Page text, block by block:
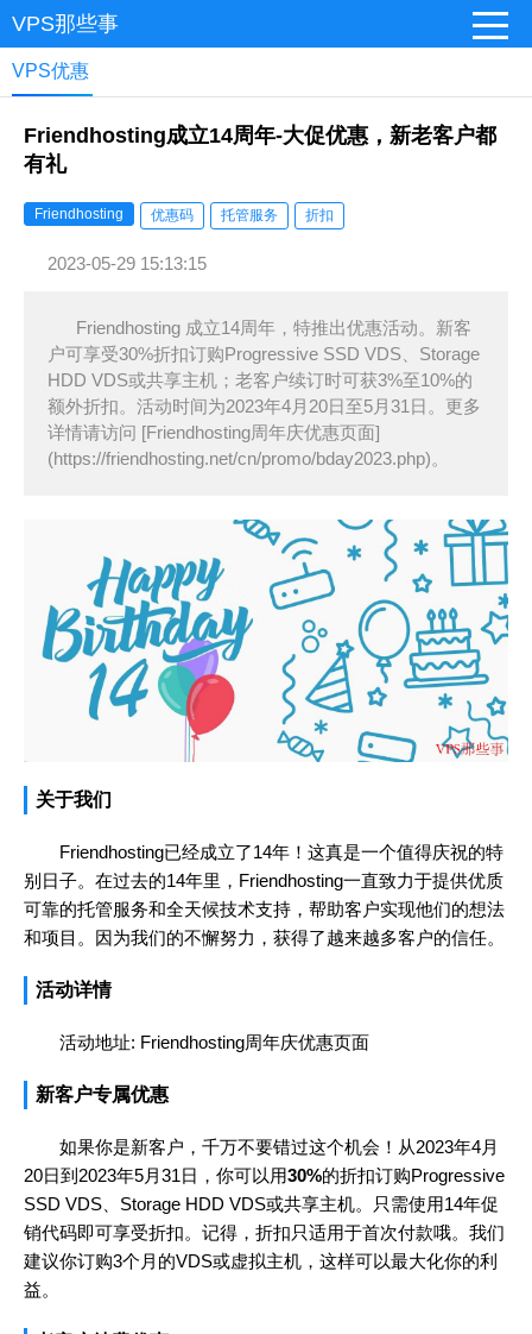
VPS那些事
VPS优惠
Friendhosting成立14周年-大促优惠，新老客户都
有礼
Friendhosting 优惠码 托管服务 折扣
2023-05-29 15:13:15
Friendhosting 成立14周年，特推出优惠活动。新客
户可享受30%折扣订购Progressive SSD VDS、Storage
HDD VDS或共享主机；老客户续订时可获3%至10%的
额外折扣。活动时间为2023年4月20日至5月31日。更多
详情请访问 [Friendhosting周年庆优惠页面]
(https://friendhosting.net/cn/promo/bday2023.php)。
关于我们
Friendhosting已经成立了14年！这真是一个值得庆祝的特
别日子。在过去的14年里，Friendhosting一直致力于提供优质
可靠的托管服务和全天候技术支持，帮助客户实现他们的想法
和项目。因为我们的不懈努力，获得了越来越多客户的信任。
活动详情
活动地址: Friendhosting周年庆优惠页面
新客户专属优惠
如果你是新客户，千万不要错过这个机会！从2023年4月
20日到2023年5月31日，你可以用30%的折扣订购Progressive
SSD VDS、Storage HDD VDS或共享主机。只需使用14年促
销代码即可享受折扣。记得，折扣只适用于首次付款哦。我们
建议你订购3个月的VDS或虚拟主机，这样可以最大化你的利
益。